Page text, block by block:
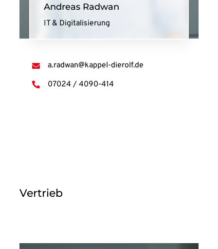
Andreas Radwan
IT & Digitalisierung
a.radwan@kappel-dierolf.de
07024 / 4090-414
Vertrieb